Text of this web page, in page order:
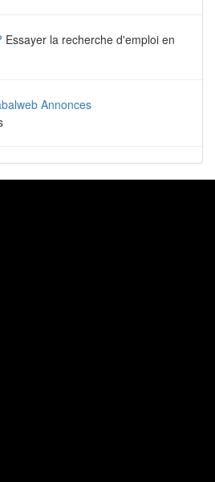
Essayer la recherche d'emploi en
Annonces